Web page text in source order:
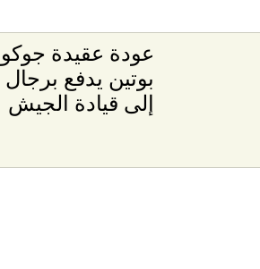
عودة عقيدة
بوتين يدفع برجال
إلى قيادة الجيش